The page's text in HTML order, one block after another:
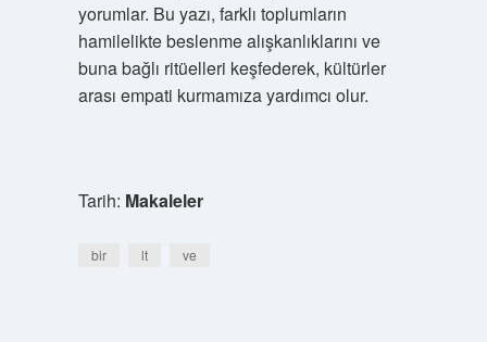
yorumlar. Bu yazı, farklı toplumların
hamilelikte beslenme alışkanlıklarını ve
buna bağlı ritüelleri keşfederek, kültürler
arası empati kurmamıza yardımcı olur.
Tarih: Makaleler
bir lt ve